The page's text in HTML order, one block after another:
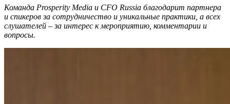
Команда Prosperity Media и CFO Russia благодарит партнера
и спикеров за сотрудничество и уникальные практики, а всех
слушателей – за интерес к мероприятию, комментарии и
вопросы.